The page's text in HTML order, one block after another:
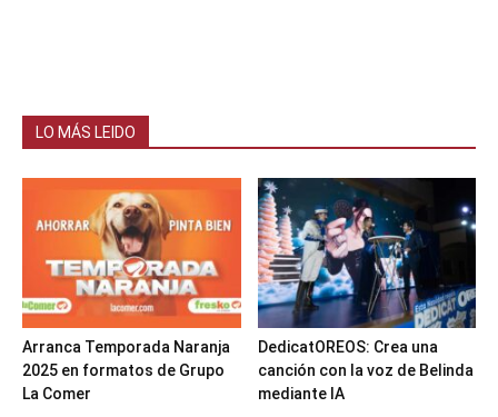
LO MÁS LEIDO
Arranca Temporada Naranja
2025 en formatos de Grupo
La Comer
DedicatOREOS: Crea una
canción con la voz de Belinda
mediante IA